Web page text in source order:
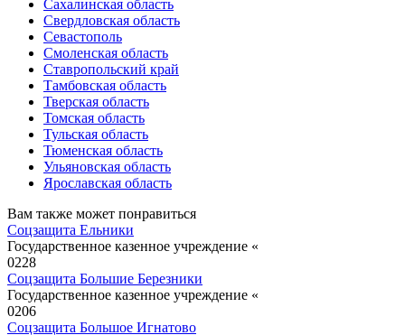
Сахалинская область
Свердловская область
Севастополь
Смоленская область
Ставропольский край
Тамбовская область
Тверская область
Томская область
Тульская область
Тюменская область
Ульяновская область
Ярославская область
Вам также может понравиться
Соцзащита Ельники
Государственное казенное учреждение «
0228
Соцзащита Большие Березники
Государственное казенное учреждение «
0206
Соцзащита Большое Игнатово